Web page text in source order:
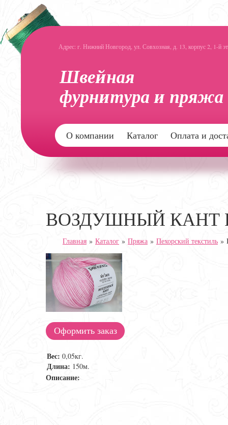
Адрес: г. Нижний Новгород, ул. Совхозная, д. 13, корпус 2, 1-й
О компании Каталог Оплата и
ВОЗДУШНЫЙ КАНТ
Главная » Каталог » Пряжа » Пехорский текстиль »
Оформить заказ
Вес: 0,05кг.
Длина: 150м.
Описание: